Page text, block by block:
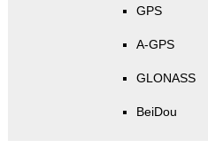
GPS
A-GPS
GLONASS
BeiDou